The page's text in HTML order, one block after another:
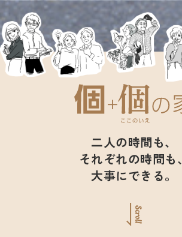
二人の時間も、
それぞれの時間も、
大事にできる。